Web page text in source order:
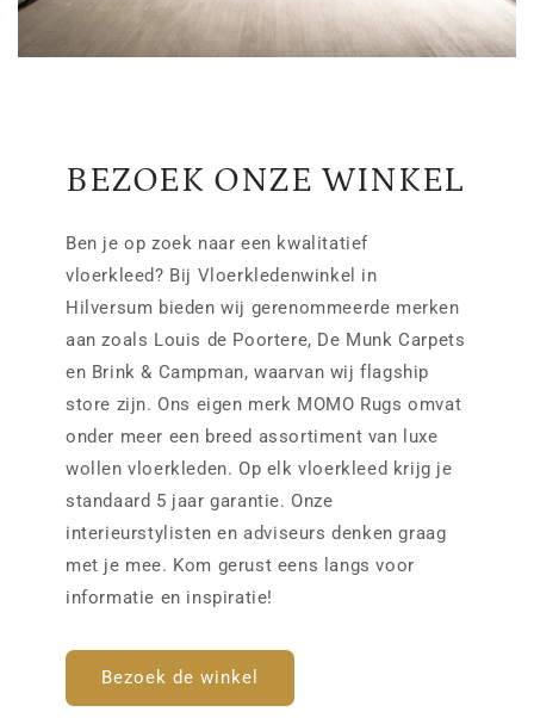
BEZOEK ONZE WINKEL
Ben je op zoek naar een kwalitatief
vloerkleed? Bij Vloerkledenwinkel in
Hilversum bieden wij gerenommeerde merken
aan zoals Louis de Poortere, De Munk Carpets
en Brink & Campman, waarvan wij flagship
store zijn. Ons eigen merk MOMO Rugs omvat
onder meer een breed assortiment van luxe
wollen vloerkleden. Op elk vloerkleed krijg je
standaard 5 jaar garantie. Onze
interieurstylisten en adviseurs denken graag
met je mee. Kom gerust eens langs voor
informatie en inspiratie!
Bezoek de winkel